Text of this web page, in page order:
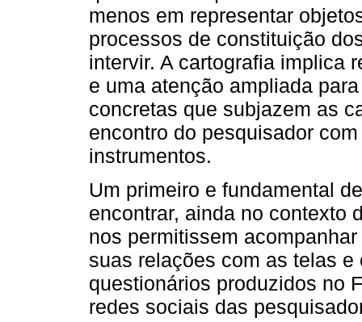
menos em representar
processos de constituição
intervir. A cartografia implica
e uma atenção ampliada
concretas que subjazem as
encontro do pesquisador
instrumentos.
Um primeiro e fundamental
encontrar, ainda no contexto
nos permitissem
suas relações com as telas
questionários produzidos no
redes sociais das